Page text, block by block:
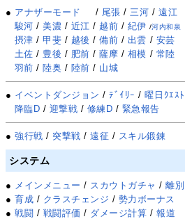
● アナザーモード / 尾張 / 三河 / 遠江
駿河 /美濃 / 近江 / 越前 / 紀伊 /河内和泉
摂津 /甲斐 / 越後 /備前 / 出雲 / 安芸
土佐 / 豊後 / 肥前 /薩摩 / 相模 / 常陸
羽前 / 陸奥 / 陸前 / 山城
● イベントダンジョン /ﾃﾞｲﾘｰ /曜日ｸｴｽﾄ
降臨D / 迎撃戦 / 修練D / 緊急報告
●強行戦 / 突撃戦 /遠征 / スキル鍛錬
システム
● メインメニュー / スカウトガチャ /離別
●育成 / クラスチェンジ / 勢力ボーナス
●戦闘 / 戦闘評価 / ダメージ計算 / 報道